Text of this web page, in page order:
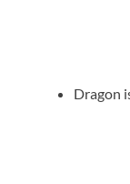
Dragon